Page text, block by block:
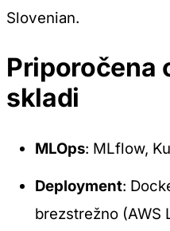
Slovenian.
Priporočena
skladi
MLOps: MLflow,
Deployment:
brezstrežno (AWS